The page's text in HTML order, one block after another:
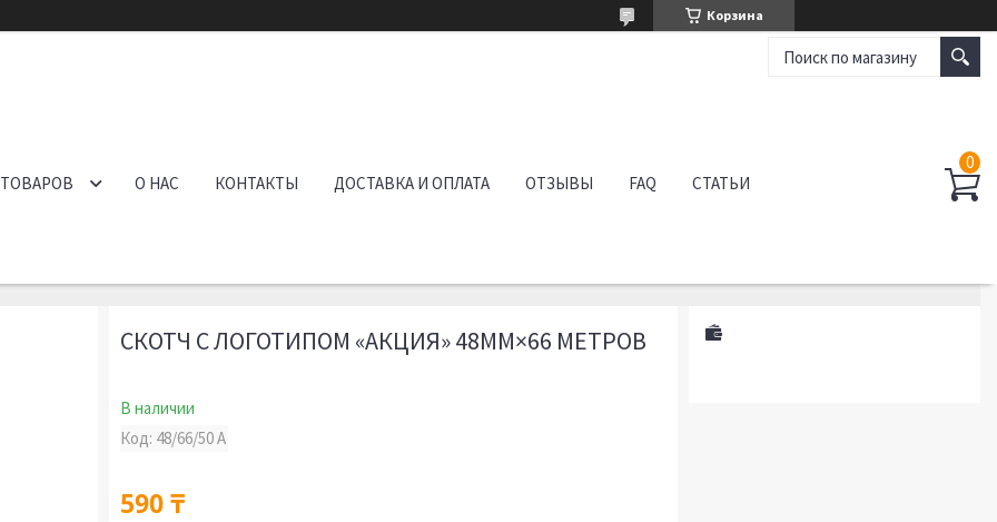
Корзина
О НАС КОНТАКТЫ ДОСТАВКА И ОПЛАТА ОТЗЫВЫ FAQ СТАТЬИ
СКОТЧ С ЛОГОТИПОМ «АКЦИЯ» 48ММ×66 МЕТРОВ
В наличии
Код: 48/66/50 A
590 ₸